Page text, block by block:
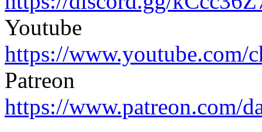
Youtube
https://www.youtube.com/
Patreon
https://www.patreon.com/